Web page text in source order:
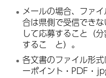
メールの場合、ファ
合は県側で受信でき
して応募すること（
するこ と）。
各文書のファイル形
ーポイント・PDF・